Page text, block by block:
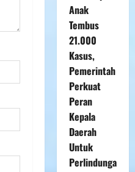
Anak
Tembus
21.000
Kasus,
Pemerintah
Perkuat
Peran
Kepala
Daerah
Untuk
Perlindunga